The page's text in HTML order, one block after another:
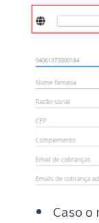
Caso